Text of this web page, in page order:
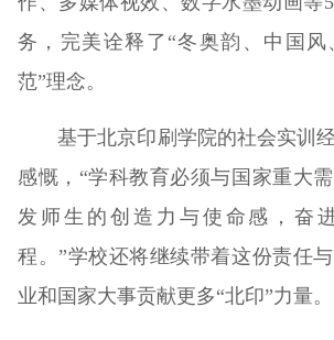
务，完美诠释了“冬奥韵、中国
范”理念。
基于北京印刷学院的社会实训经
感慨，“学科教育必须与国家重大
发师生的创造力与使命感，奋
程。”学校还将继续带着这份责任
业和国家大事贡献更多“北印”力量。